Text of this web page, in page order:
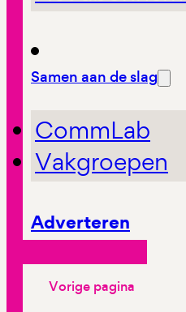
Samen aan de slag
CommLab
Vakgroepen
Adverteren
Vorige pagina